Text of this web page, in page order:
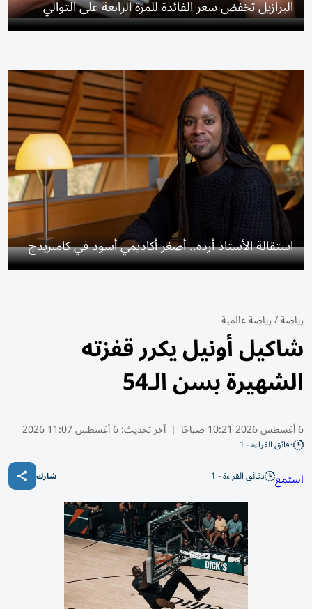
البرازيل تخفض سعر الفائدة للمرة الرابعة على التوالي
استقالة الأستاذ أرده.. أصغر أكاديمي أسود في كامبريدج
رياضة/رياضة عالمية
شاكيل أونيل يكرر قفزته
الشهيرة بسن الـ54
6 أغسطس 2026 10:21 صباحًا | آخر تحديث:6 أغسطس 11:07 2026
دقائق القراءة - 1
استمع دقائق القراءة - 1 شارك